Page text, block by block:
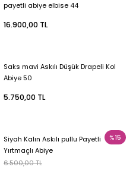
payetli abiye elbise 44
16.900,00 TL
Saks mavi Askılı Düşük Drapeli Kol
Abiye 50
5.750,00 TL
%15
Siyah Kalın Askılı pullu Payetli
Yırtmaçlı Abiye
6.500,00 TL